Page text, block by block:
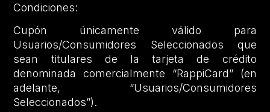
Condiciones:
Cupón únicamente válido para
Usuarios/Consumidores Seleccionados que
sean titulares de la tarjeta de crédito
denominada comercialmente “RappiCard” (en
adelante, “Usuarios/Consumidores
Seleccionados”).